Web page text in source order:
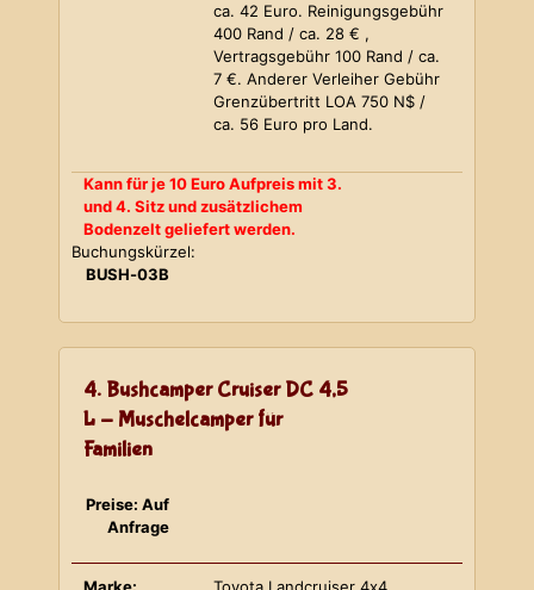
ca. 42 Euro. Reinigungsgebühr
400 Rand / ca. 28 € ,
Vertragsgebühr 100 Rand / ca.
7 €. Anderer Verleiher Gebühr
Grenzübertritt LOA 750 N$ /
ca. 56 Euro pro Land.
Kann für je 10 Euro Aufpreis mit 3.
und 4. Sitz und zusätzlichem
Bodenzelt geliefert werden.
Buchungskürzel:
BUSH-03B
4. Bushcamper Cruiser DC 4,5
L - Muschelcamper für
Familien
Preise: Auf
Anfrage